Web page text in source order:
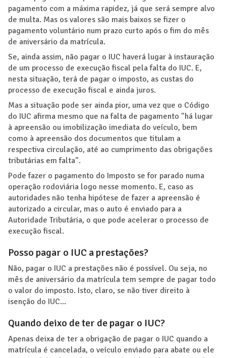
pagamento com a máxima rapidez, já que será sempre alvo
de multa. Mas os valores são mais baixos se fizer o
pagamento voluntário num prazo curto após o fim do mês
de aniversário da matrícula.
Se, ainda assim, não pagar o IUC haverá lugar à instauração
de um processo de execução fiscal pela falta do IUC. E,
nesta situação, terá de pagar o imposto, as custas do
processo de execução fiscal e ainda juros.
Mas a situação pode ser ainda pior, uma vez que o Código
do IUC afirma mesmo que na falta de pagamento "há lugar
à apreensão ou imobilização imediata do veículo, bem
como à apreensão dos documentos que titulam a
respectiva circulação, até ao cumprimento das obrigações
tributárias em falta".
Pode fazer o pagamento do Imposto se for parado numa
operação rodoviária logo nesse momento. E, caso as
autoridades não tenha hipótese de fazer a apreensão é
autorizado a circular, mas o auto é enviado para a
Autoridade Tributária, o que pode acelerar o processo de
execução fiscal.
Posso pagar o IUC a prestações?
Não, pagar o IUC a prestações não é possível. Ou seja, no
mês de aniversário da matrícula tem sempre de pagar todo
o valor do imposto. Isto, claro, se não tiver direito à
isenção do IUC...
Quando deixo de ter de pagar o IUC?
Apenas deixa de ter a obrigação de pagar o IUC quando a
matrícula é cancelada, o veículo enviado para abate ou ele